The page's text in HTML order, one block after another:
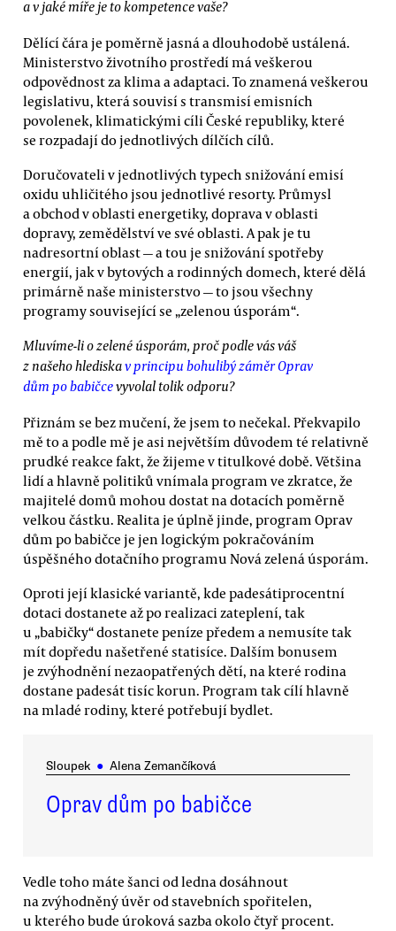
a v jaké míře je to kompetence vaše?
Dělící čára je poměrně jasná a dlouhodobě ustálená.
Ministerstvo životního prostředí má veškerou
odpovědnost za klima a adaptaci. To znamená veškerou
legislativu, která souvisí s transmisí emisních
povolenek, klimatickými cíli České republiky, které
se rozpadají do jednotlivých dílčích cílů.
Doručovateli v jednotlivých typech snižování emisí
oxidu uhličitého jsou jednotlivé resorty. Průmysl
a obchod v oblasti energetiky, doprava v oblasti
dopravy, zemědělství ve své oblasti. A pak je tu
nadresortní oblast — a tou je snižování spotřeby
energií, jak v bytových a rodinných domech, které dělá
primárně naše ministerstvo — to jsou všechny
programy související se „zelenou úsporám“.
Mluvíme-li o zelené úsporám, proč podle vás váš
z našeho hlediskav principu bohulibý záměr Oprav
dům po babičcevyvolal tolik odporu?
Přiznám se bez mučení, že jsem to nečekal. Překvapilo
mě to a podle mě je asi největším důvodem té relativně
prudké reakce fakt, že žijeme v titulkové době. Většina
lidí a hlavně politiků vnímala program ve zkratce, že
majitelé domů mohou dostat na dotacích poměrně
velkou částku. Realita je úplně jinde, program Oprav
dům po babičce je jen logickým pokračováním
úspěšného dotačního programu Nová zelená úsporám.
Oproti její klasické variantě, kde padesátiprocentní
dotaci dostanete až po realizaci zateplení, tak
u „babičky“ dostanete peníze předem a nemusíte tak
mít dopředu našetřené statisíce. Dalším bonusem
je zvýhodnění nezaopatřených dětí, na které rodina
dostane padesát tisíc korun. Program tak cílí hlavně
na mladé rodiny, které potřebují bydlet.
Sloupek ● Alena Zemančíková
Oprav dům po babičce
Vedle toho máte šanci od ledna dosáhnout
na zvýhodněný úvěr od stavebních spořitelen,
u kterého bude úroková sazba okolo čtyř procent.